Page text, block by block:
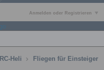
Anmelden oder Registrieren
Heli Fliegen für Einsteiger